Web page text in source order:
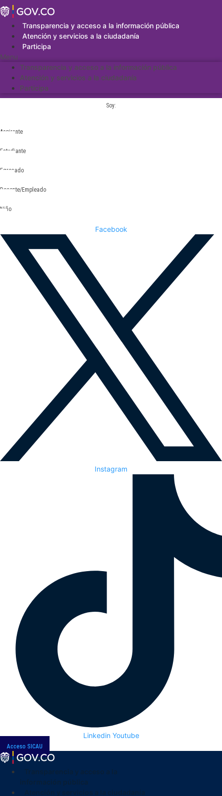
Saltar
al
contenidoTransparencia y acceso a la información pública
Atención y servicios a la ciudadanía
Participa
Menu
Transparencia y acceso a la información pública
Atención y servicios a la ciudadanía
Participa
Soy:
Aspirante
Estudiante
Egresado
Docente/Empleado
Niño
Facebook
Instagram
Linkedin Youtube
Acceso SICAU